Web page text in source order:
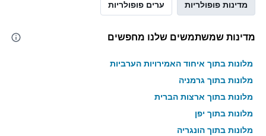
מדינות פופולריות ערים פופולריות
מדינות שמשתמשים שלנו מחפשים
מלונות בתוך איחוד האמירויות הערביות
מלונות בתוך גרמניה
מלונות בתוך ארצות הברית
מלונות בתוך יפן
מלונות בתוך הונגריה